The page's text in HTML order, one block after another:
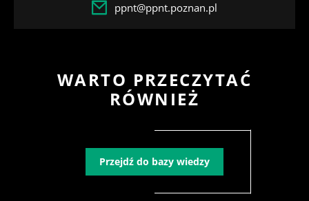
ppnt@ppnt.poznan.pl
WARTO PRZECZYTAĆ
RÓWNIEŻ
Przejdź do bazy wiedzy